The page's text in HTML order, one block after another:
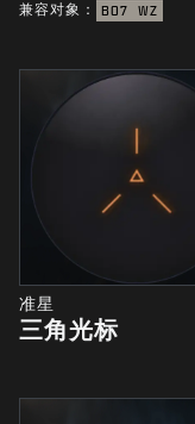
兼容对象： BO7 WZ
准星
三角光标